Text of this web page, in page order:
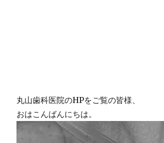
丸山歯科医院のHPをご覧の皆様、
おはこんばんにちは。